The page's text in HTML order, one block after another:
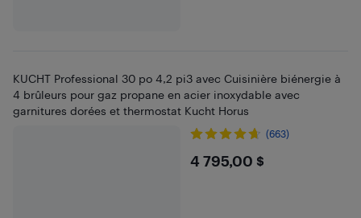
KUCHT Professional 30 po 4,2 pi3 avec Cuisinière biénergie à
4 brûleurs pour gaz propane en acier inoxydable avec
garnitures dorées et thermostat Kucht Horus
(663)
$4795
4 795,00 $